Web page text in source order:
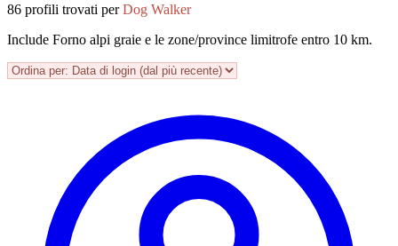
86 profili trovati perDog Walker
Include Forno alpi graie e le zone/province limitrofe entro 10 km.